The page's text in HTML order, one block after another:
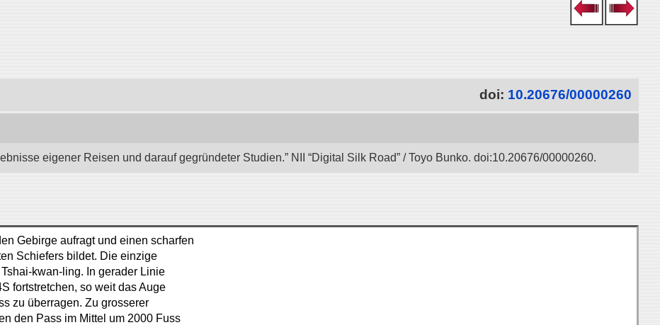
doi: 10.20676/00000260
eigener Reisen und darauf gegründeter Studien.” NII “Digital Silk Road” / Toyo Bunko. doi:10.20676/00000260.
Gebirge aufragt und einen scharfen
Schiefers bildet. Die einzige
kwan-ling. In gerader Linie
fortstretchen, so weit das Auge
zu überragen. Zu grosserer
den Pass im Mittel um 2000 Fuss